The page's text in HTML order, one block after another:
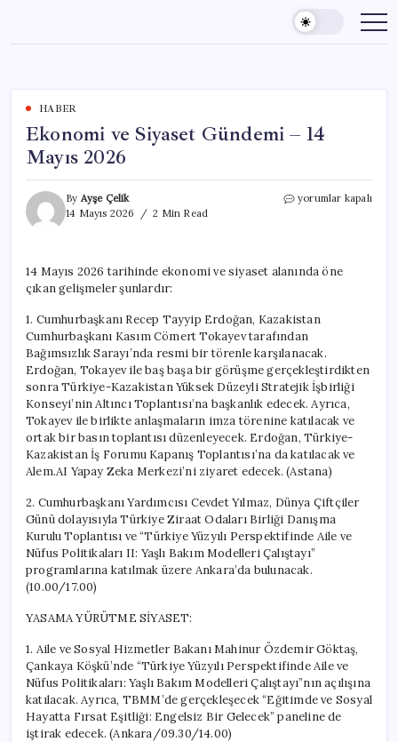
content
HABER
Ekonomi ve Siyaset Gündemi – 14
Mayıs 2026
By Ayşe Çelik
14 Mayıs 2026
2 Min Read
Ekonomi
14
için
yorumlar kapalı
14 Mayıs 2026 tarihinde ekonomi ve siyaset alanında öne
çıkan gelişmeler şunlardır:
1. Cumhurbaşkanı Recep Tayyip Erdoğan, Kazakistan
Cumhurbaşkanı Kasım Cömert Tokayev tarafından
Bağımsızlık Sarayı’nda resmi bir törenle karşılanacak.
Erdoğan, Tokayev ile baş başa bir görüşme gerçekleştirdikten
sonra Türkiye-Kazakistan Yüksek Düzeyli Stratejik İşbirliği
Konseyi’nin Altıncı Toplantısı’na başkanlık edecek. Ayrıca,
Tokayev ile birlikte anlaşmaların imza törenine katılacak ve
ortak bir basın toplantısı düzenleyecek. Erdoğan, Türkiye-
Kazakistan İş Forumu Kapanış Toplantısı’na da katılacak ve
Alem.AI Yapay Zeka Merkezi’ni ziyaret edecek. (Astana)
2. Cumhurbaşkanı Yardımcısı Cevdet Yılmaz, Dünya Çiftçiler
Günü dolayısıyla Türkiye Ziraat Odaları Birliği Danışma
Kurulu Toplantısı ve “Türkiye Yüzyılı Perspektifinde Aile ve
Nüfus Politikaları II: Yaşlı Bakım Modelleri Çalıştayı”
programlarına katılmak üzere Ankara’da bulunacak.
(10.00/17.00)
YASAMA YÜRÜTME SİYASET:
1. Aile ve Sosyal Hizmetler Bakanı Mahinur Özdemir Göktaş,
Çankaya Köşkü’nde “Türkiye Yüzyılı Perspektifinde Aile ve
Nüfus Politikaları: Yaşlı Bakım Modelleri Çalıştayı”nın açılışına
katılacak. Ayrıca, TBMM’de gerçekleşecek “Eğitimde ve Sosyal
Hayatta Fırsat Eşitliği: Engelsiz Bir Gelecek” paneline de
iştirak edecek. (Ankara/09.30/14.00)